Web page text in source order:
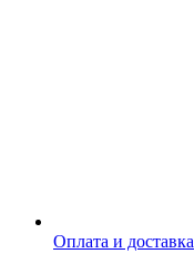
Оплата и доставка